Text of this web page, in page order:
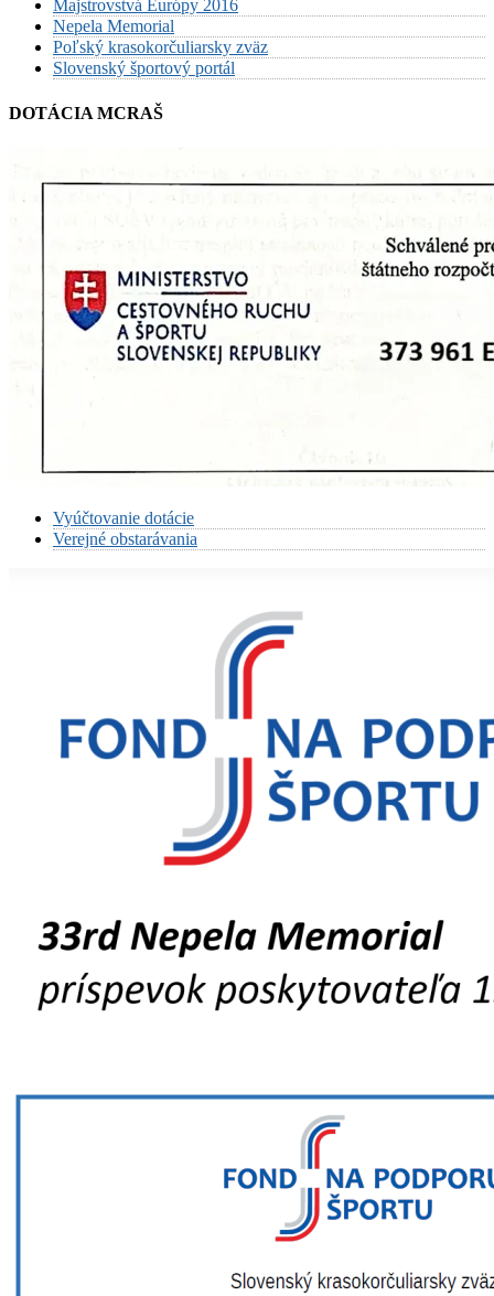
Majstrovstvá Európy 2016
Nepela Memorial
Poľský krasokorčuliarsky zväz
Slovenský športový portál
DOTÁCIA MCRAŠ
Vyúčtovanie dotácie
Verejné obstarávania